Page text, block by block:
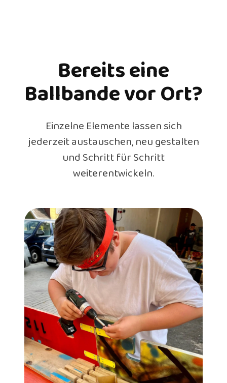
Bereits eine
Ballbande vor Ort?
Einzelne Elemente lassen sich
jederzeit austauschen, neu gestalten
und Schritt für Schritt
weiterentwickeln.